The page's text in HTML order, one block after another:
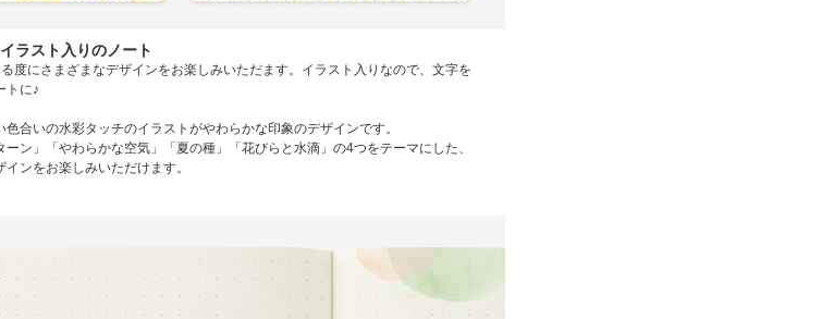
ラスト入りのノート
度にさまざまなデザインをお楽しみいただます。イラスト入りなので、文字を
トに♪
色合いの水彩タッチのイラストがやわらかな印象のデザインです。
ーン」「やわらかな空気」「夏の種」「花びらと水滴」の4つをテーマにした、
ンをお楽しみいただけます。